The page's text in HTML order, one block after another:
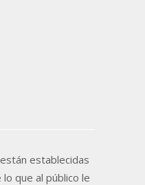
establecidas
que al público le